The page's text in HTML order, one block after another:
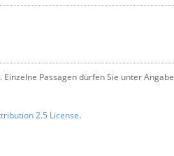
. Einzelne Passagen dürfen Sie unter
2.5 License.